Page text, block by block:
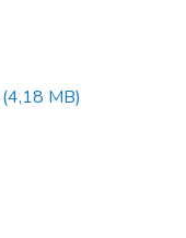
(4,18 MB)